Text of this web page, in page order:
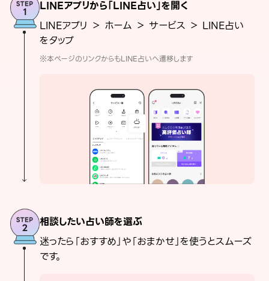
LINEアプリから「LINE占い」を開く
LINEアプリ ＞ ホーム ＞ サービス ＞ LINE占い
をタップ
※本ページのリンクからもLINE占いへ遷移します
相談したい占い師を選ぶ
迷ったら「おすすめ」や「おまかせ」を使うとスムーズ
です。